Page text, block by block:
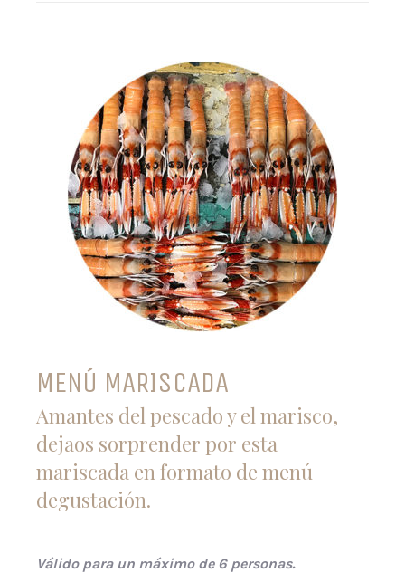
MENÚ MARISCADA
Amantes del pescado y el marisco,
dejaos sorprender por esta
mariscada en formato de menú
degustación.
Válido para un máximo de 6 personas.